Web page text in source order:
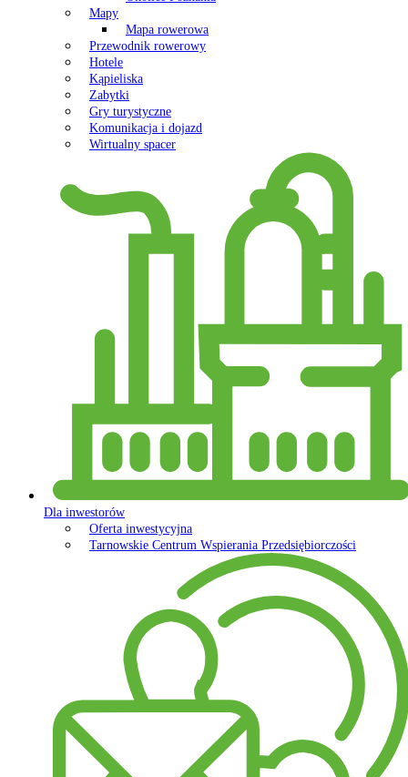
Mapy
Mapa rowerowa
Przewodnik rowerowy
Hotele
Kąpieliska
Zabytki
Gry turystyczne
Komunikacja i dojazd
Wirtualny spacer
Dla inwestorów
Oferta inwestycyjna
Tarnowskie Centrum Wspierania Przedsiębiorczości